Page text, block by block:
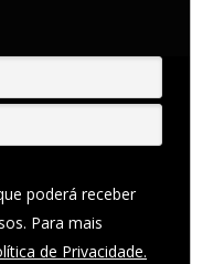
poderá receber
Para mais
de Privacidade.